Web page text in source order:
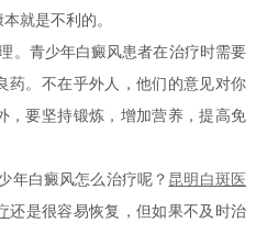
就是不利的。
青少年白癜风患者在治疗时需要
药。不在乎外人，他们的意见对你
，要坚持锻炼，增加营养，提高免
白癜风怎么治疗呢？ 昆明白斑医
还是很容易恢复，但如果不及时治